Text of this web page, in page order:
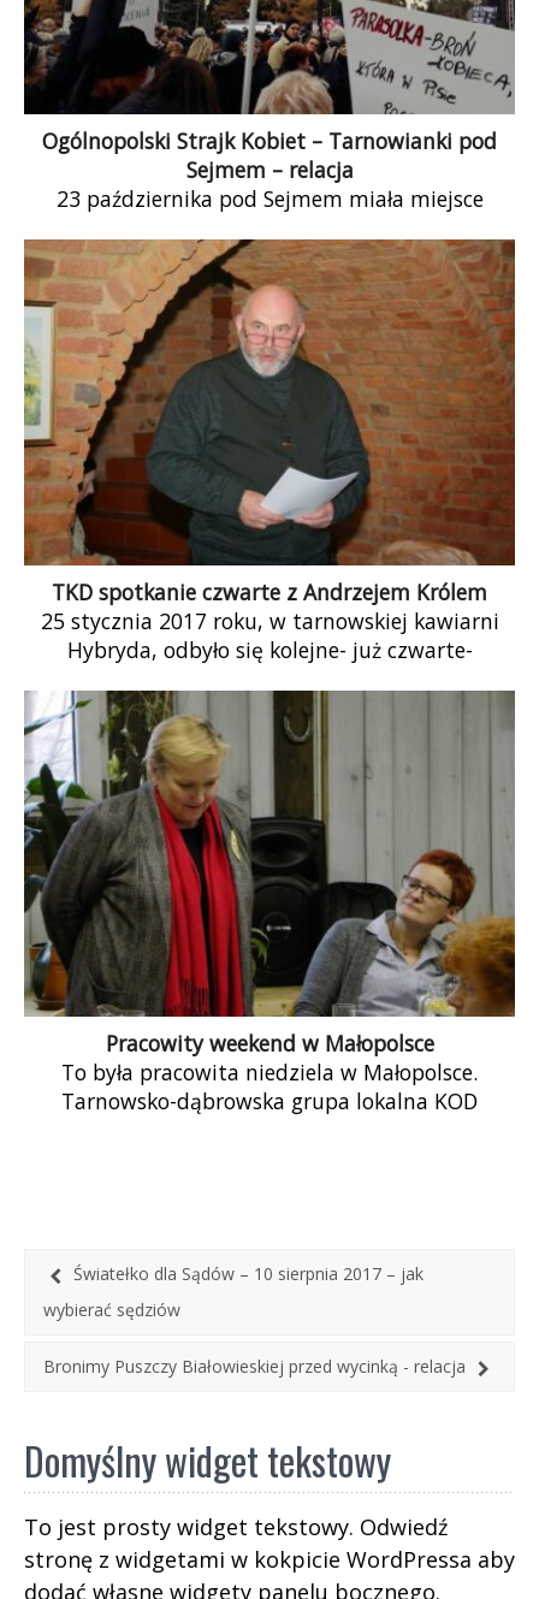
Ogólnopolski Strajk Kobiet – Tarnowianki pod
Sejmem – relacja
23 października pod Sejmem miała miejsce
Kobiet” Korzystając z okazji, że byłyśmy właśnie
w Warszawie na […]
TKD spotkanie czwarte z Andrzejem Królem
25 stycznia 2017 roku, w tarnowskiej kawiarni
Hybryda, odbyło się kolejne- już czwarte-
KOD. Przygotowana sala, […]
Pracowity weekend w Małopolsce
To była pracowita niedziela w Małopolsce.
Tarnowsko-dąbrowska grupa lokalna KOD
Światełko dla Sądów – 10 sierpnia 2017 – jak
wybierać sędziów
Bronimy Puszczy Białowieskiej przed wycinką - relacja
Domyślny widget tekstowy
To jest prosty widget tekstowy. Odwiedź
stronę z widgetami w kokpicie WordPressa aby
dodać własne widgety panelu bocznego.